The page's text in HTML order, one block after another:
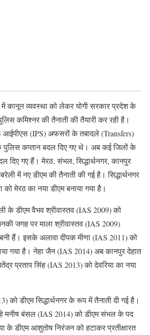
में कानून व्यवस्था को लेकर योगी सरकार प्रदेश के
कमिश्नर की तैनाती की तैयारी कर रही है।
आईपीएस (IPS) अफसरों के तबादले (Transfers)
कप्तान बदल दिए गए थे। अब कई जिलों के
दिए गए हैं। मेरठ, संभल, सिद्धार्थनगर, कानपुर
में नए डीएम की तैनाती की गई है। सिद्धार्थनगर
को मेरठ का नया डीएम बनाया गया है।
के डीएम वैभव श्रीवास्तव (IAS 2009) को
जगह पर माला श्रीवास्तव (IAS 2009)
हैं। इसके अलावा दीपक मीणा (IAS 2011) को
गया है। नेहा जैन (IAS 2014) अब कानपुर देहात
प्रताप सिंह (IAS 2013) को देवरिया का नया
को डीएम सिद्धार्थनगर के रूप में तैनाती दी गई है।
मनीष बंसल (IAS 2014) को डीएम संभल के पद
के डीएम आशुतोष निरंजन को हटाकर प्रतीक्षारत